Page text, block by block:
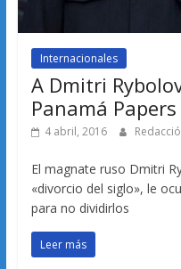
Internacionales
A Dmitri
Panamá Papers
4 abril, 2016
El magnate ruso Dmitri
«divorcio del siglo», le
para no dividirlos
Leer más